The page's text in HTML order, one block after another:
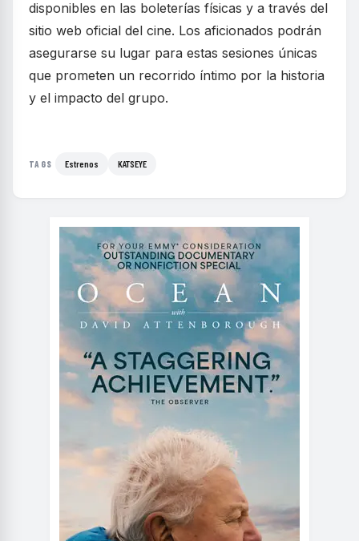
disponibles en las boleterías físicas y a través del
sitio web oficial del cine. Los aficionados podrán
asegurarse su lugar para estas sesiones únicas
que prometen un recorrido íntimo por la historia
y el impacto del grupo.
TAGS Estrenos KATSEYE